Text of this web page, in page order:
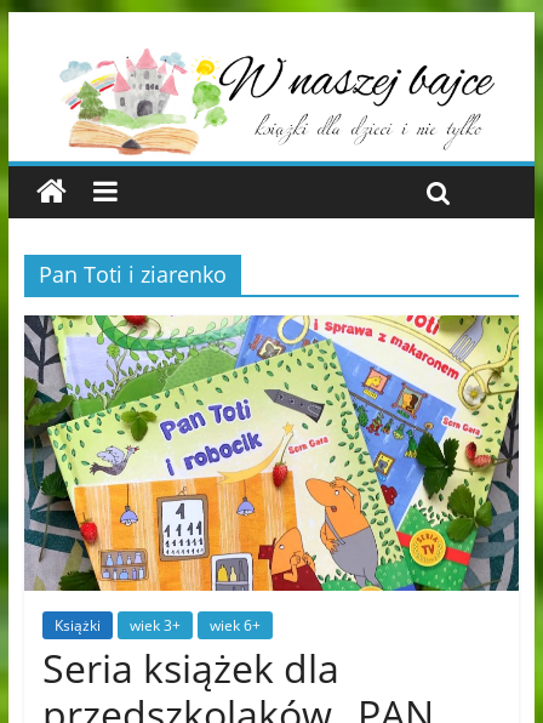
Pan Toti i ziarenko
Książki wiek 3+ wiek 6+
Seria książek dla